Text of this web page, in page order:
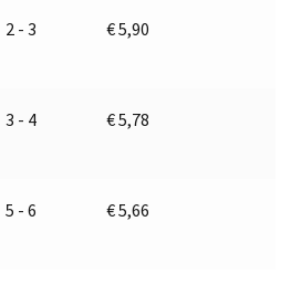
t
e
2 - 3 €5,90
3 - 4 €5,78
5 - 6 €5,66